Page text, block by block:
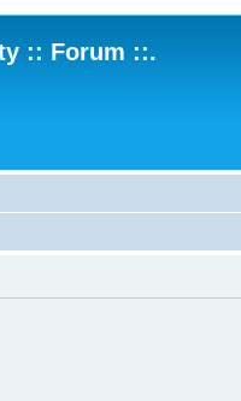
:: Forum ::.